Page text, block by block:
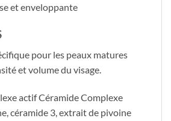
et enveloppante
pour les peaux matures
et volume du visage.
actif Céramide Complexe
céramide 3, extrait de pivoine